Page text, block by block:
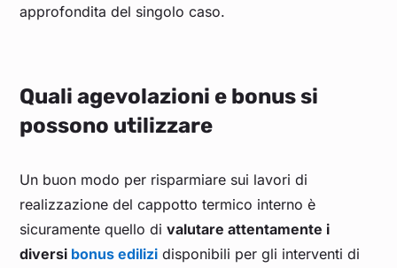
approfondita del singolo caso.
Quali agevolazioni e bonus si
possono utilizzare
Un buon modo per risparmiare sui lavori di
realizzazione del cappotto termico interno è
sicuramente quello divalutare attentamente i
diversi bonus edilizi disponibili per gli interventi di